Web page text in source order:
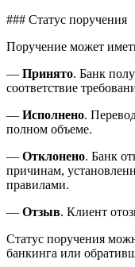
### Статус поручения
Поручение может
— Принято. Банк
соответствие
— Исполнено.
полном объеме.
— Отклонено. Банк
причинам,
правилами.
— Отзыв. Клиент
Статус поручения
банкинга или